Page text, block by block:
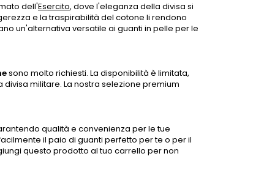
dell'Esercito, dove l'eleganza della divisa si
e la traspirabilità del cotone li rendono
un'alternativa versatile ai guanti in pelle per le
sono molto richiesti. La disponibilità è limitata,
militare. La nostra selezione premium
qualità e convenienza per le tue
il paio di guanti perfetto per te o per il
questo prodotto al tuo carrello per non